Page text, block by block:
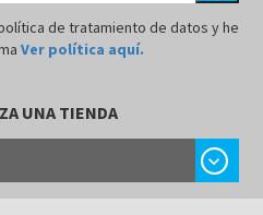
de tratamiento de datos y he
Ver política aquí.
UNA TIENDA
chevron_right